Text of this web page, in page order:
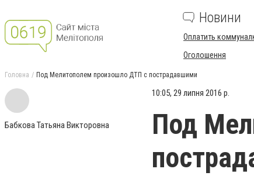
Новини
Оплатить
Оголошення
Головна Под Мелитополем произошло ДТП с пострадавшими
Бабкова Татьяна Викторовна
10:05, 29 липня 2016 р.
Под